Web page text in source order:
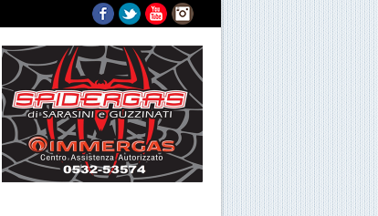
Facebook
TwitterYouTubeInstagram